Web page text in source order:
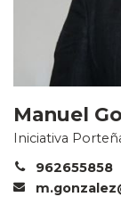
Manuel
Iniciativa
962655858